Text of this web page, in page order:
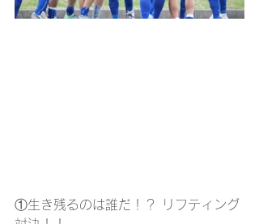
①生き残るのは誰だ！？ リフティング